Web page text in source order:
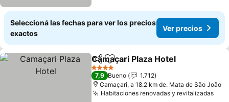
Seleccioná las fechas para ver los precios
exactos
Ver precios
CompartirAñadir a favoritos
Camaçari Plaza Hotel
4 Estrellas
7,9 Bueno
1.712
Camaçari, a 18.2 km de: Mata de São João
Habitaciones renovadas y revitalizadasVer